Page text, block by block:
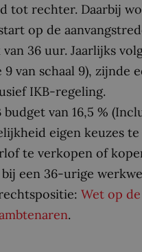
tot rechter. Daarbij
op de
36 uur. Jaarlijks
van schaal 9), zijnde
IKB-regeling.
van 16,5 %
eigen keuzes
te verkopen of
een 36-urige
Wet op de
.